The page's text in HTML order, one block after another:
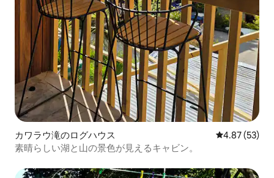
カワラウ滝のログハウス レビュー53
4.87 (53)
素晴らしい湖と山の景色が見えるキャビン。